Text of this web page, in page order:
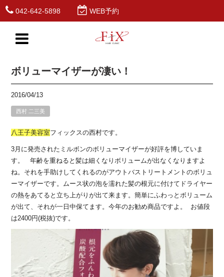
042-642-5898 WEB予約
ボリューマイザーが凄い！
2016/04/13
西村 二三美
八王子美容室フィックスの西村です。
3月に発売されたミルボンのボリューマイザーが好評を博していま
す。 年齢を重ねると髪は細くなりボリュームが出なくなりますよ
ね。それを手助けしてくれるのがアウトバストリートメントのボリュ
ーマイザーです。ムース状の泡を濡れた髪の根元に付けてドライヤー
の熱をあてると立ち上がりが出て来ます。簡単にふわっとボリューム
が出て、それが一日中保てます。今年のお勧め商品ですよ。 お値段
は2400円(税抜)です。